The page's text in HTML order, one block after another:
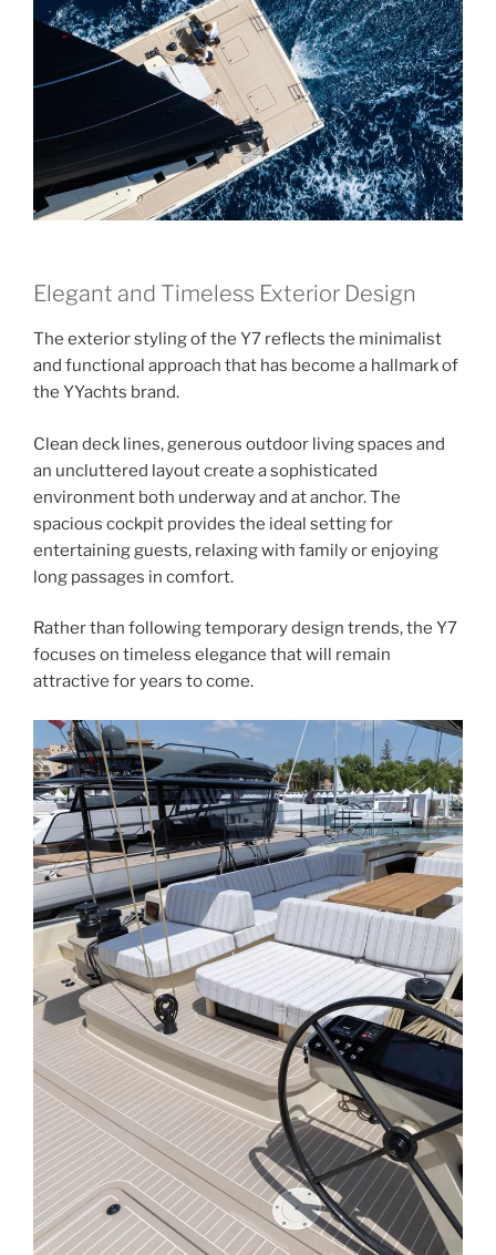
Elegant and Timeless Exterior Design
The exterior styling of the Y7 reflects the minimalist
and functional approach that has become a hallmark of
the YYachts brand.
Clean deck lines, generous outdoor living spaces and
an uncluttered layout create a sophisticated
environment both underway and at anchor. The
spacious cockpit provides the ideal setting for
entertaining guests, relaxing with family or enjoying
long passages in comfort.
Rather than following temporary design trends, the Y7
focuses on timeless elegance that will remain
attractive for years to come.